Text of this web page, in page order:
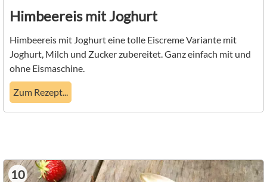
Himbeereis mit Joghurt
Himbeereis mit Joghurt eine tolle Eiscreme Variante mit
Joghurt, Milch und Zucker zubereitet. Ganz einfach mit und
ohne Eismaschine.
Zum Rezept...
10